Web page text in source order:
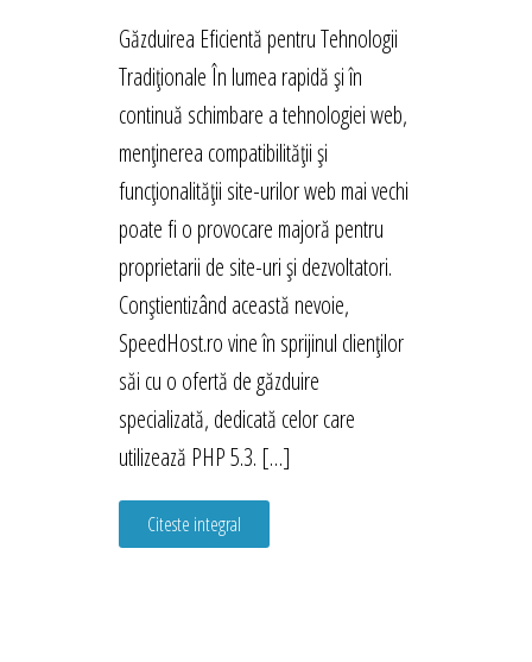
Găzduirea Eficientă pentru Tehnologii
Tradiționale În lumea rapidă și în
continuă schimbare a tehnologiei web,
menținerea compatibilității și
funcționalității site-urilor web mai vechi
poate fi o provocare majoră pentru
proprietarii de site-uri și dezvoltatori.
Conștientizând această nevoie,
SpeedHost.ro vine în sprijinul clienților
săi cu o ofertă de găzduire
specializată, dedicată celor care
utilizează PHP 5.3. […]
Citeste integral